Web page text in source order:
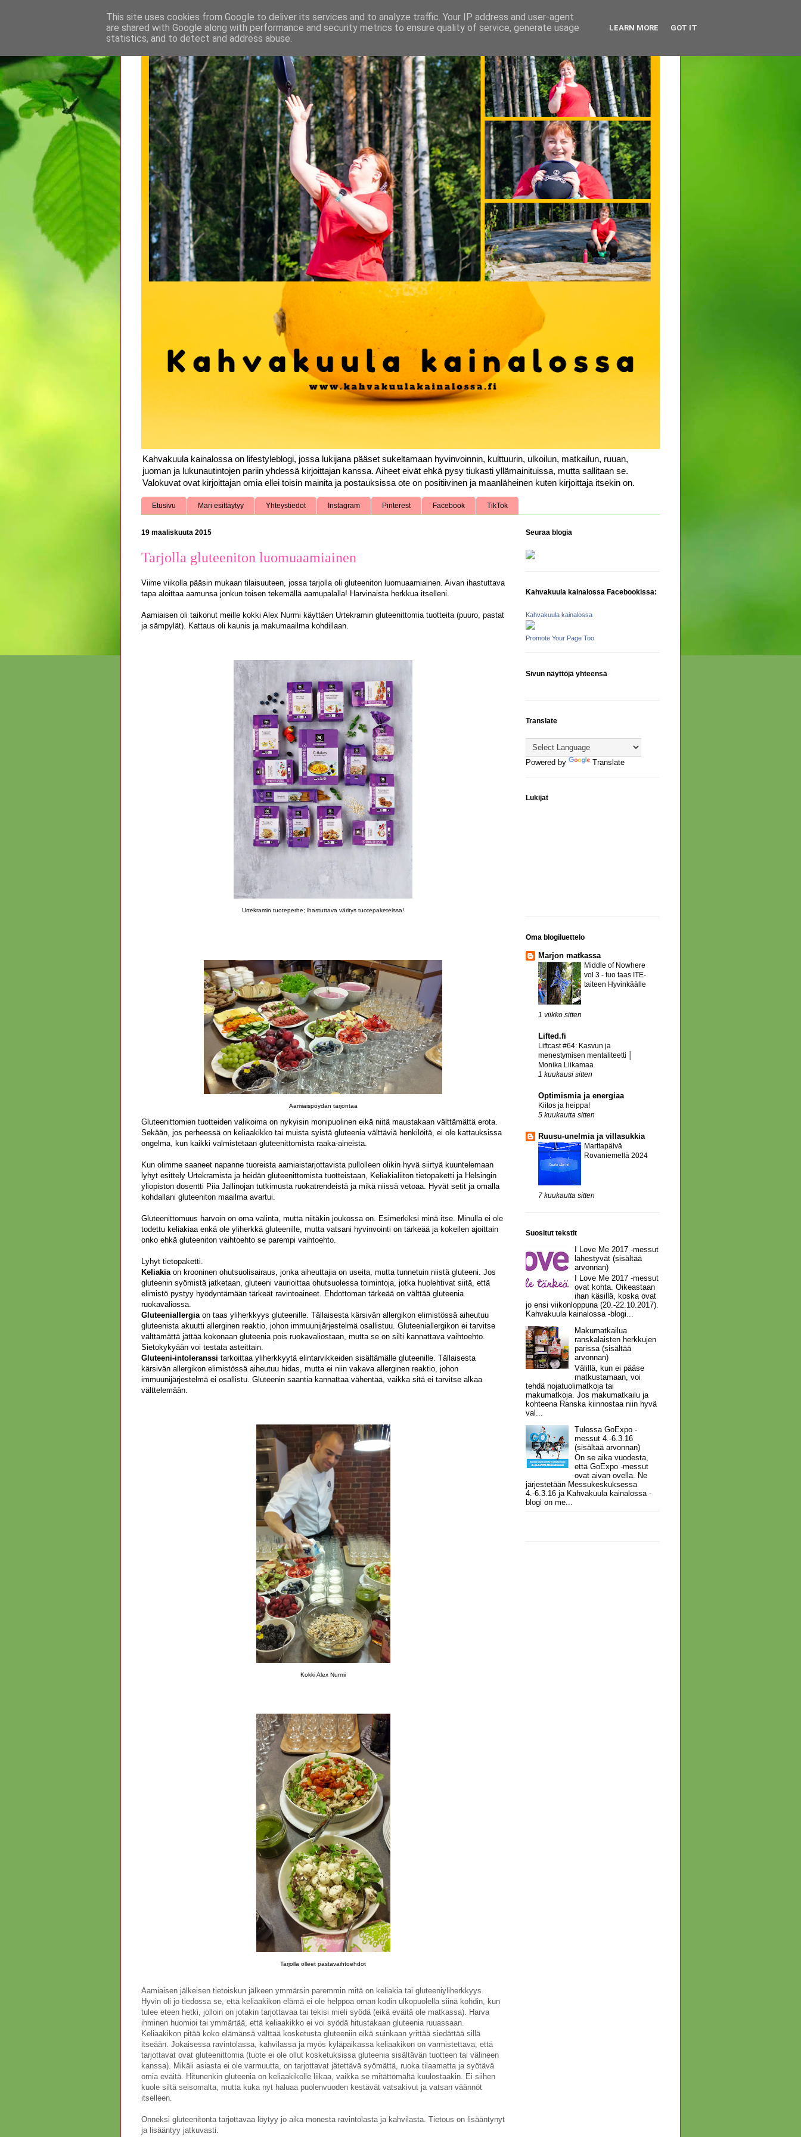
Kahvakuula kainalossa on lifestyleblogi, jossa lukijana pääset sukeltamaan hyvinvoinnin, kulttuurin, ulkoilun, matkailun, ruuan,
juoman ja lukunautintojen pariin yhdessä kirjoittajan kanssa. Aiheet eivät ehkä pysy tiukasti yllämainituissa, mutta sallitaan se.
Valokuvat ovat kirjoittajan omia ellei toisin mainita ja postauksissa ote on positiivinen ja maanläheinen kuten kirjoittaja itsekin on.
Etusivu Mari esittäytyy Yhteystiedot Instagram Pinterest Facebook TikTok
19 maaliskuuta 2015
Tarjolla gluteeniton luomuaamiainen
Viime viikolla pääsin mukaan tilaisuuteen, jossa tarjolla oli gluteeniton luomuaamiainen. Aivan ihastuttava
tapa aloittaa aamunsa jonkun toisen tekemällä aamupalalla! Harvinaista herkkua itselleni.
Aamiaisen oli taikonut meille kokki Alex Nurmi käyttäen Urtekramin gluteenittomia tuotteita (puuro, pastat
ja sämpylät). Kattaus oli kaunis ja makumaailma kohdillaan.
Urtekramin tuoteperhe; ihastuttava väritys tuotepaketeissa!
Aamiaispöydän tarjontaa
Gluteenittomien tuotteiden valikoima on nykyisin monipuolinen eikä niitä maustakaan välttämättä erota.
Sekään, jos perheessä on keliaakikko tai muista syistä gluteenia välttäviä henkilöitä, ei ole kattauksissa
ongelma, kun kaikki valmistetaan gluteenittomista raaka-aineista.
Kun olimme saaneet napanne tuoreista aamiaistarjottavista pullolleen olikin hyvä siirtyä kuuntelemaan
lyhyt esittely Urtekramista ja heidän gluteenittomista tuotteistaan, Keliakialiiton tietopaketti ja Helsingin
yliopiston dosentti Piia Jallinojan tutkimusta ruokatrendeistä ja mikä niissä vetoaa. Hyvät setit ja omalla
kohdallani gluteeniton maailma avartui.
Gluteenittomuus harvoin on oma valinta, mutta niitäkin joukossa on. Esimerkiksi minä itse. Minulla ei ole
todettu keliakiaa enkä ole yliherkkä gluteenille, mutta vatsani hyvinvointi on tärkeää ja kokeilen ajoittain
onko ehkä gluteeniton vaihtoehto se parempi vaihtoehto.
Lyhyt tietopaketti.
Keliakia on krooninen ohutsuolisairaus, jonka aiheuttajia on useita, mutta tunnetuin niistä gluteeni. Jos
gluteenin syömistä jatketaan, gluteeni vaurioittaa ohutsuolessa toimintoja, jotka huolehtivat siitä, että
elimistö pystyy hyödyntämään tärkeät ravintoaineet. Ehdottoman tärkeää on välttää gluteenia
ruokavaliossa.
Gluteeniallergia on taas yliherkkyys gluteenille. Tällaisesta kärsivän allergikon elimistössä aiheutuu
gluteenista akuutti allerginen reaktio, johon immuunijärjestelmä osallistuu. Gluteeniallergikon ei tarvitse
välttämättä jättää kokonaan gluteenia pois ruokavaliostaan, mutta se on silti kannattava vaihtoehto.
Sietokykyään voi testata asteittain.
Gluteeni-intoleranssi tarkoittaa yliherkkyytä elintarvikkeiden sisältämälle gluteenille. Tällaisesta
kärsivän allergikon elimistössä aiheutuu hidas, mutta ei niin vakava allerginen reaktio, johon
immuunijärjestelmä ei osallistu. Gluteenin saantia kannattaa vähentää, vaikka sitä ei tarvitse alkaa
välttelemään.
Kokki Alex Nurmi
Tarjolla olleet pastavaihtoehdot
Aamiaisen jälkeisen tietoiskun jälkeen ymmärsin paremmin mitä on keliakia tai gluteeniyliherkkyys.
Hyvin oli jo tiedossa se, että keliaakikon elämä ei ole helppoa oman kodin ulkopuolella siinä kohdin, kun
tulee eteen hetki, jolloin on jotakin tarjottavaa tai tekisi mieli syödä (eikä eväitä ole matkassa). Harva
ihminen huomioi tai ymmärtää, että keliaakikko ei voi syödä hitustakaan gluteenia ruuassaan.
Keliaakikon pitää koko elämänsä välttää kosketusta gluteeniin eikä suinkaan yrittää siedättää sillä
itseään. Jokaisessa ravintolassa, kahvilassa ja myös kyläpaikassa keliaakikon on varmistettava, että
tarjottavat ovat gluteenittomia (tuote ei ole ollut kosketuksissa gluteenia sisältävän tuotteen tai välineen
kanssa). Mikäli asiasta ei ole varmuutta, on tarjottavat jätettävä syömättä, ruoka tilaamatta ja syötävä
omia eväitä. Hitunenkin gluteenia on keliaakikolle liikaa, vaikka se mitättömältä kuulostaakin. Ei siihen
kuole siltä seisomalta, mutta kuka nyt haluaa puolenvuoden kestävät vatsakivut ja vatsan väännöt
itselleen.
Onneksi gluteenitonta tarjottavaa löytyy jo aika monesta ravintolasta ja kahvilasta. Tietous on lisääntynyt
ja lisääntyy jatkuvasti.
Seuraa blogia
Kahvakuula kainalossa Facebookissa:
Kahvakuula kainalossa
Promote Your Page Too
Sivun näyttöjä yhteensä
Translate
Powered by Translate
Lukijat
Oma blogiluettelo
Marjon matkassa
Middle of Nowhere
vol 3 - tuo taas ITE-
taiteen Hyvinkäälle
1 viikko sitten
Lifted.fi
Liftcast #64: Kasvun ja
menestymisen mentaliteetti │
Monika Liikamaa
1 kuukausi sitten
Optimismia ja energiaa
Kiitos ja heippa!
5 kuukautta sitten
Ruusu-unelmia ja villasukkia
Marttapäivä
Rovaniemellä 2024
7 kuukautta sitten
Suositut tekstit
I Love Me 2017 -messut
lähestyvät (sisältää
arvonnan)
I Love Me 2017 -messut
ovat kohta. Oikeastaan
ihan käsillä, koska ovat
jo ensi viikonloppuna (20.-22.10.2017).
Kahvakuula kainalossa -blogi...
Makumatkailua
ranskalaisten herkkujen
parissa (sisältää
arvonnan)
Välillä, kun ei pääse
matkustamaan, voi
tehdä nojatuolimatkoja tai
makumatkoja. Jos makumatkailu ja
kohteena Ranska kiinnostaa niin hyvä
val...
Tulossa GoExpo -
messut 4.-6.3.16
(sisältää arvonnan)
On se aika vuodesta,
että GoExpo -messut
ovat aivan ovella. Ne
järjestetään Messukeskuksessa
4.-6.3.16 ja Kahvakuula kainalossa -
blogi on me...
This site uses cookies from Google to deliver its services and to analyze traffic. Your IP address and user-agent
are shared with Google along with performance and security metrics to ensure quality of service, generate usage
statistics, and to detect and address abuse.
LEARN MORE GOT IT